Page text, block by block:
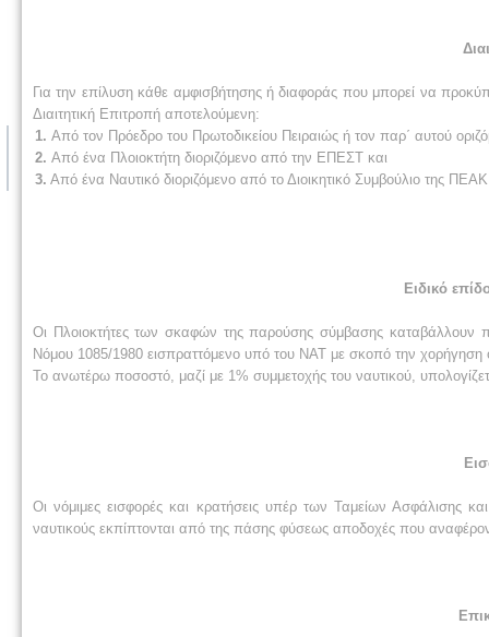
Για την επίλυση κάθε αμφισβήτησης ή διαφοράς που μπορεί να
Διαιτητική Επιτροπή αποτελούμενη:
1. Από τον Πρόεδρο του Πρωτοδικείου Πειραιώς ή τον παρ΄ αυτού
2. Από ένα Πλοιοκτήτη διοριζόμενο από την ΕΠΕΣΤ και
3. Από ένα Ναυτικό διοριζόμενο από το Διοικητικό Συμβούλιο της
Ειδικό
Οι Πλοιοκτήτες των σκαφών της παρούσης σύμβασης
Νόμου 1085/1980 εισπραττόμενο υπό του NAT με σκοπό την χορήγηση
Το ανωτέρω ποσοστό, μαζί με 1% συμμετοχής του ναυτικού,
Οι νόμιμες εισφορές και κρατήσεις υπέρ των Ταμείων
ναυτικούς εκπίπτονται από της πάσης φύσεως αποδοχές που